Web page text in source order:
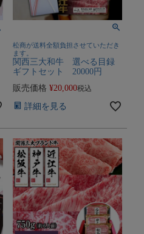
松商が送料全額負担させていただき
ます。
関西三大和牛 選べる目録
ギフトセット 20000円
販売価格 ¥20,000税込
詳細を見る